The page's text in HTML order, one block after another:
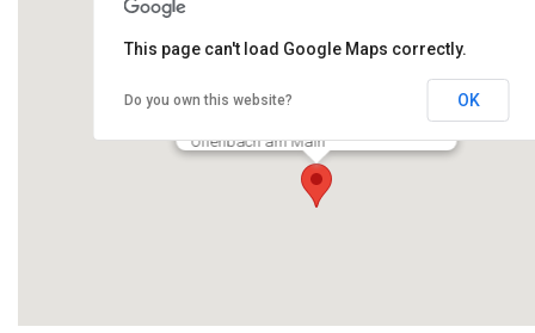
Offenbach Twins - Sommertraining
Offenbach am Main
This page can't load Google Maps correctly.
Do you own this website? OK